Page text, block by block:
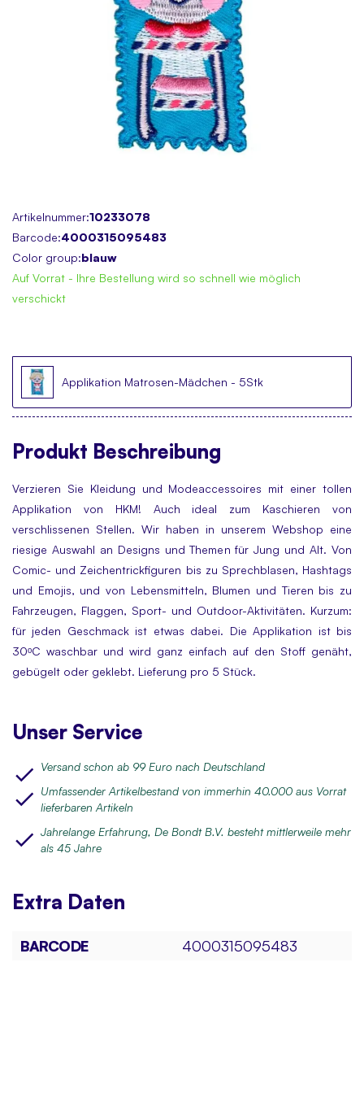
Artikelnummer:10233078
Barcode:4000315095483
Color group:blauw
Auf Vorrat - Ihre Bestellung wird so schnell wie möglich
verschickt
Applikation Matrosen-Mädchen - 5Stk
Skip
to
the
beginning
of
gallery
Produkt Beschreibung
Verzieren Sie Kleidung und Modeaccessoires mit einer tollen
Applikation von HKM! Auch ideal zum Kaschieren von
verschlissenen Stellen. Wir haben in unserem Webshop eine
riesige Auswahl an Designs und Themen für Jung und Alt. Von
Comic- und Zeichentrickfiguren bis zu Sprechblasen, Hashtags
und Emojis, und von Lebensmitteln, Blumen und Tieren bis zu
Fahrzeugen, Flaggen, Sport- und Outdoor-Aktivitäten. Kurzum:
für jeden Geschmack ist etwas dabei. Die Applikation ist bis
30ᵒC waschbar und wird ganz einfach auf den Stoff genäht,
gebügelt oder geklebt. Lieferung pro 5 Stück.
Unser Service
Versand schon ab 99 Euro nach Deutschland
Umfassender Artikelbestand von immerhin 40.000 aus Vorrat
lieferbaren Artikeln
Jahrelange Erfahrung, De Bondt B.V. besteht mittlerweile mehr
als 45 Jahre
Extra Daten
BARCODE 4000315095483